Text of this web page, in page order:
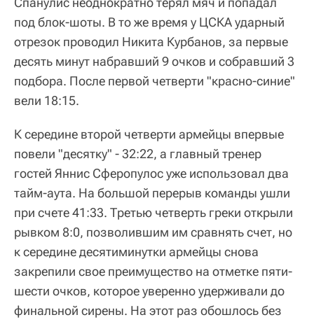
под блок-шоты. В то же время у ЦСКА ударный
отрезок проводил Никита Курбанов, за первые
десять минут набравший 9 очков и собравший 3
подбора. После первой четверти "красно-синие"
вели 18:15.
К середине второй четверти армейцы впервые
повели "десятку" - 32:22, а главный тренер
гостей Яннис Сферопулос уже использовал два
тайм-аута. На большой перерыв команды ушли
при счете 41:33. Третью четверть греки открыли
рывком 8:0, позволившим им сравнять счет, но
к середине десятиминутки армейцы снова
закрепили свое преимущество на отметке пяти-
шести очков, которое уверенно удерживали до
финальной сирены. На этот раз обошлось без